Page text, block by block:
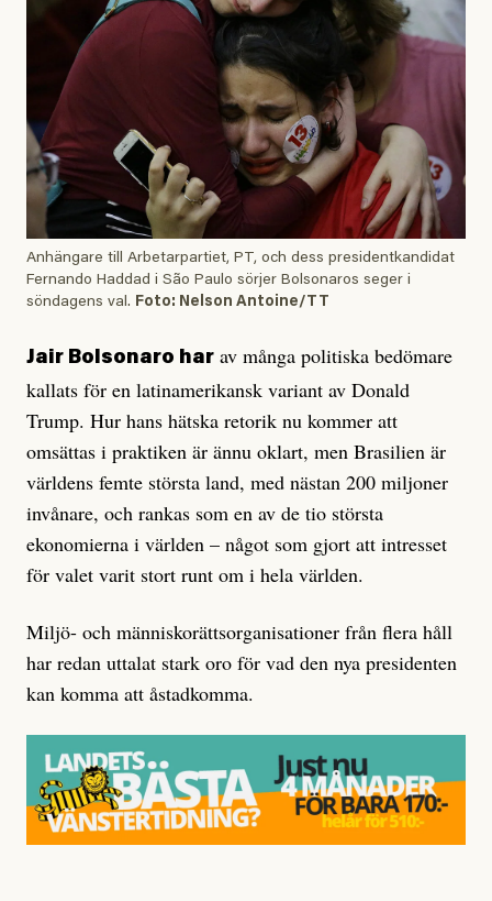
Anhängare till Arbetarpartiet, PT, och dess presidentkandidat
Fernando Haddad i São Paulo sörjer Bolsonaros seger i
söndagens val. Foto: Nelson Antoine/TT
Jair Bolsonaro har av många politiska bedömare
kallats för en latinamerikansk variant av Donald
Trump. Hur hans hätska retorik nu kommer att
omsättas i praktiken är ännu oklart, men Brasilien är
världens femte största land, med nästan 200 miljoner
invånare, och rankas som en av de tio största
ekonomierna i världen – något som gjort att intresset
för valet varit stort runt om i hela världen.
Miljö- och människorättsorganisationer från flera håll
har redan uttalat stark oro för vad den nya presidenten
kan komma att åstadkomma.